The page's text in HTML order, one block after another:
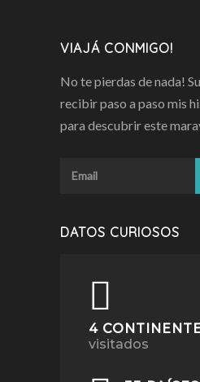
VIAJÁ CONMIGO!
No te pierdas de nada!
recibir paso a paso mis
para descubrir este
DATOS CURIOSOS
4
visitados